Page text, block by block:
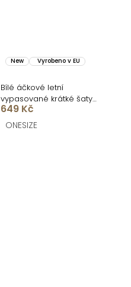
New Vyrobeno v EU
Bílé áčkové letní
vypasované krátké šaty
BUMBLEE
649 Kč
ONESIZE